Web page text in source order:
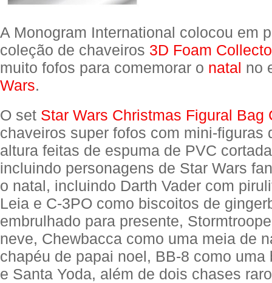
A Monogram International colocou em
coleção de chaveiros 3D Foam
muito fofos para comemorar o natal no
Wars.
O set Star Wars Christmas Figural Bag
chaveiros super fofos com mini-figuras
altura feitas de espuma de PVC
incluindo personagens de Star Wars
o natal, incluindo Darth Vader com
Leia e C-3PO como biscoitos de
embrulhado para presente,
neve, Chewbacca como uma meia de
chapéu de papai noel, BB-8 como uma
e Santa Yoda, além de dois chases